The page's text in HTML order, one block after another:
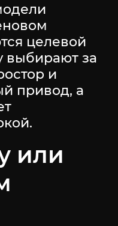
целевой
выбирают за
и
привод, а
или